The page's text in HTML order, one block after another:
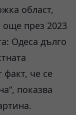
област,
още през 2023
Одеса дълго
факт, че се
показва